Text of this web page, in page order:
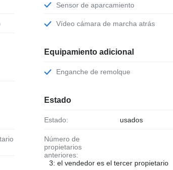
Sensor de aparcamiento
Vídeo cámara de marcha atrás
Equipamiento adicional
Enganche de remolque
Estado
Estado: usados
Número de
propietarios
anteriores:
3: el vendedor es el tercer propietario